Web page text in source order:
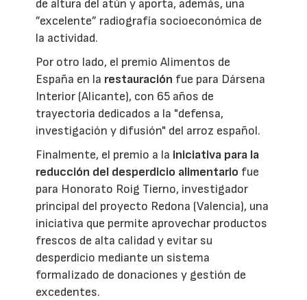
de altura del atún y aporta, además, una
”excelente” radiografía socioeconómica de
la actividad.
Por otro lado, el premio Alimentos de
España en la restauración fue para Dársena
Interior (Alicante), con 65 años de
trayectoria dedicados a la "defensa,
investigación y difusión" del arroz español.
Finalmente, el premio a la iniciativa para la
reducción del desperdicio alimentario fue
para Honorato Roig Tierno, investigador
principal del proyecto Redona (Valencia), una
iniciativa que permite aprovechar productos
frescos de alta calidad y evitar su
desperdicio mediante un sistema
formalizado de donaciones y gestión de
excedentes.